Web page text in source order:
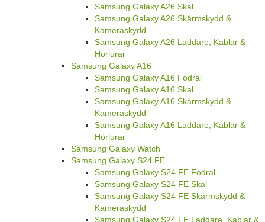
Samsung Galaxy A26 Skal
Samsung Galaxy A26 Skärmskydd &
Kameraskydd
Samsung Galaxy A26 Laddare, Kablar &
Hörlurar
Samsung Galaxy A16
Samsung Galaxy A16 Fodral
Samsung Galaxy A16 Skal
Samsung Galaxy A16 Skärmskydd &
Kameraskydd
Samsung Galaxy A16 Laddare, Kablar &
Hörlurar
Samsung Galaxy Watch
Samsung Galaxy S24 FE
Samsung Galaxy S24 FE Fodral
Samsung Galaxy S24 FE Skal
Samsung Galaxy S24 FE Skärmskydd &
Kameraskydd
Samsung Galaxy S24 FE Laddare, Kablar &